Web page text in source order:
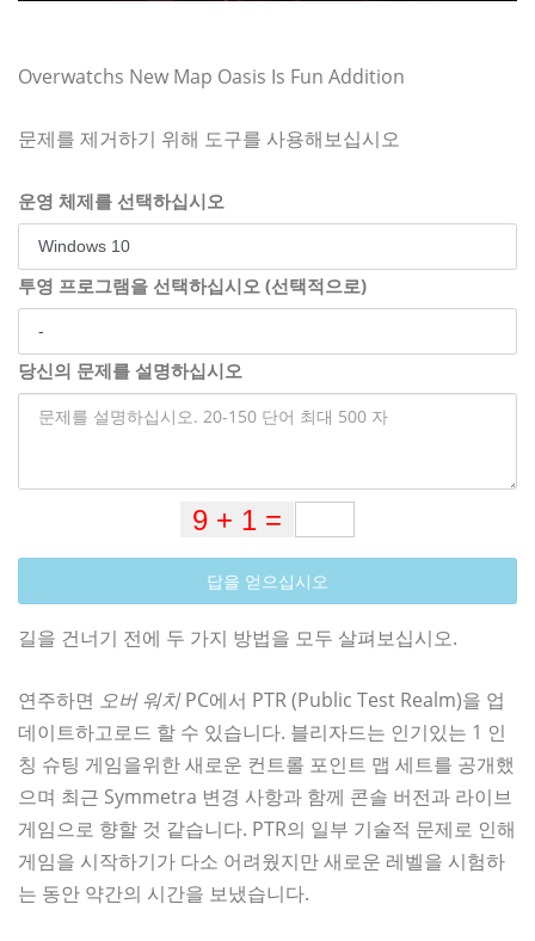
Overwatchs New Map Oasis Is Fun Addition
문제를 제거하기 위해 도구를 사용해보십시오
운영 체제를 선택하십시오
투영 프로그램을 선택하십시오 (선택적으로)
당신의 문제를 설명하십시오
답을 얻으십시오
길을 건너기 전에 두 가지 방법을 모두 살펴보십시오.
연주하면 오버 워치PC에서 PTR (Public Test Realm)을 업
데이트하고로드 할 수 있습니다. 블리자드는 인기있는 1 인
칭 슈팅 게임을위한 새로운 컨트롤 포인트 맵 세트를 공개했
으며 최근 Symmetra 변경 사항과 함께 콘솔 버전과 라이브
게임으로 향할 것 같습니다. PTR의 일부 기술적 문제로 인해
게임을 시작하기가 다소 어려웠지만 새로운 레벨을 시험하
는 동안 약간의 시간을 보냈습니다.